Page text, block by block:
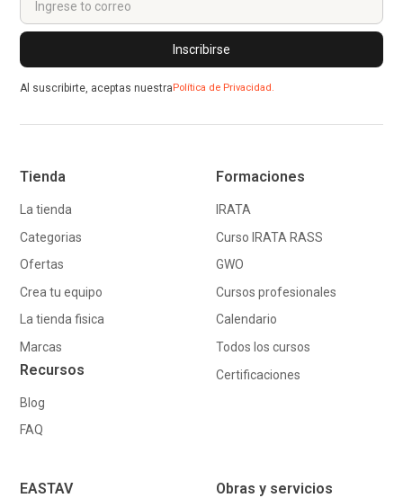
Al suscribirte, aceptas nuestra Política de Privacidad.
Tienda
La tienda
Categorias
Ofertas
Crea tu equipo
La tienda fisica
Marcas
Recursos
Blog
FAQ
Formaciones
IRATA
Curso IRATA RASS
GWO
Cursos profesionales
Calendario
Todos los cursos
Certificaciones
EASTAV Obras y servicios